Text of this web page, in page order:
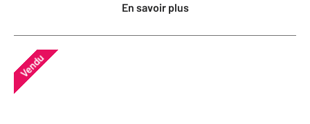
En savoir plus
Vendu